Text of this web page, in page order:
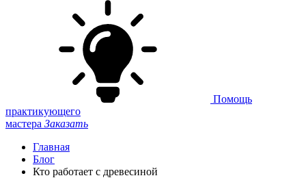
Помощь
практикующего
мастера Заказать
Главная
Блог
Кто работает с древесиной